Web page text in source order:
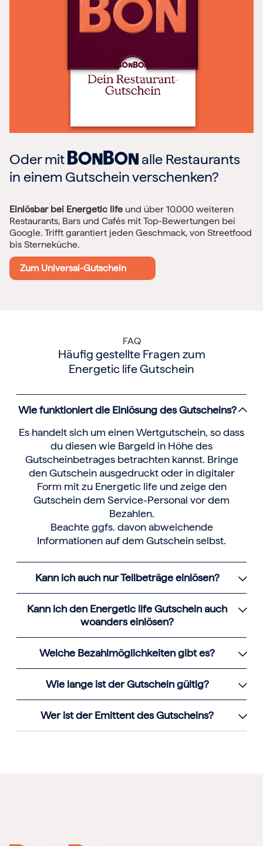
Oder mit
alle Restaurants
in einem Gutschein verschenken?
Einlösbar bei Energetic life und über 10.000 weiteren
Restaurants, Bars und Cafés mit Top-Bewertungen bei
Google. Trifft garantiert jeden Geschmack, von Streetfood
bis Sterneküche.
Zum Universal-Gutschein
FAQ
Häufig gestellte Fragen zum
Energetic life Gutschein
Wie funktioniert die Einlösung des Gutscheins?
Es handelt sich um einen Wertgutschein, so dass
du diesen wie Bargeld in Höhe des
Gutscheinbetrages betrachten kannst. Bringe
den Gutschein ausgedruckt oder in digitaler
Form mit zu Energetic life und zeige den
Gutschein dem Service-Personal vor dem
Bezahlen.
Beachte ggfs. davon abweichende
Informationen auf dem Gutschein selbst.
Kann ich auch nur Teilbeträge einlösen?
Kann ich den Energetic life Gutschein auch
woanders einlösen?
Welche Bezahlmöglichkeiten gibt es?
Wie lange ist der Gutschein gültig?
Wer ist der Emittent des Gutscheins?